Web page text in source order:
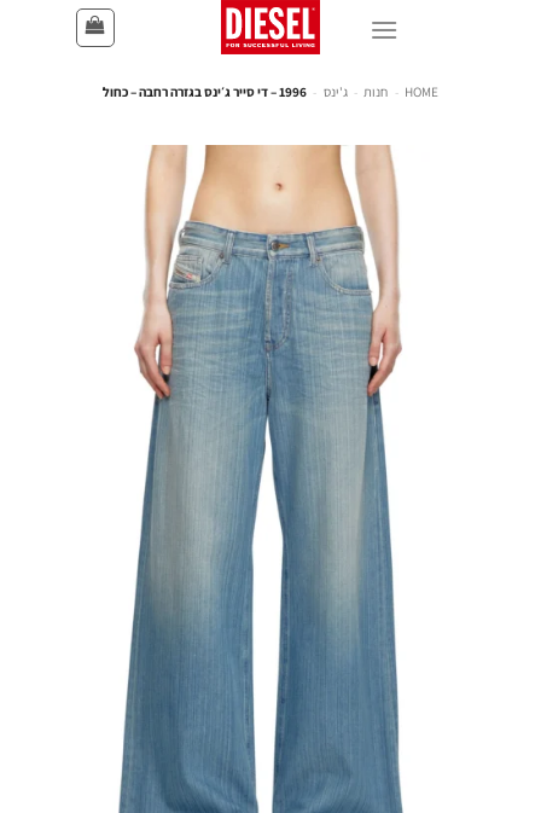
HOME
- חנות - ג'ינס - 1996 – די סייר ג׳ינס בגזרה רחבה – כחול